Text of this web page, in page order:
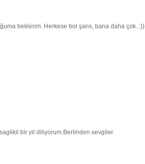
beklerim. Herkese bol şans, bana daha çok. :))
bir yil diliyorum.Berlinden sevgiler